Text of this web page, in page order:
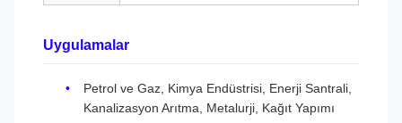
Uygulamalar
Petrol ve Gaz, Kimya Endüstrisi, Enerji Santrali,
Kanalizasyon Arıtma, Metalurji, Kağıt Yapımı